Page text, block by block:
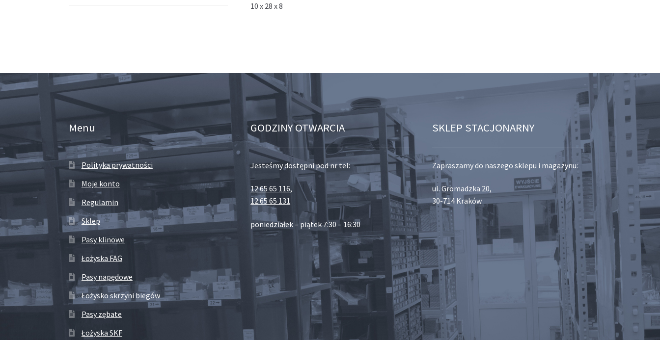
10 x 28 x 8
Menu
Polityka prywatności
Moje konto
Regulamin
Sklep
Pasy klinowe
Łożyska FAG
Pasy napędowe
Łożysko skrzyni biegów
Pasy zębate
Łożyska SKF
GODZINY OTWARCIA
Jesteśmy dostępni pod nr tel:
12 65 65 116,
12 65 65 131
poniedziałek – piątek 7:30 – 16:30
SKLEP STACJONARNY
Zapraszamy do naszego sklepu i magazynu:
ul. Gromadzka 20,
30-714 Kraków